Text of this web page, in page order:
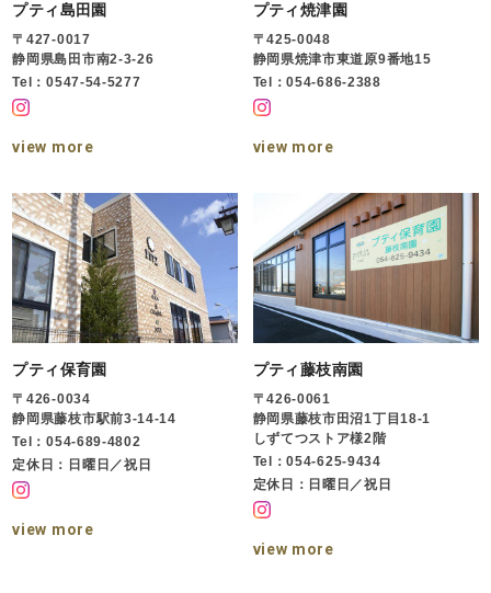
プティ島田園
〒427-0017
静岡県島田市南2-3-26
Tel：0547-54-5277
view more
プティ焼津園
〒425-0048
静岡県焼津市東道原9番地15
Tel：054-686-2388
view more
プティ保育園
〒426-0034
静岡県藤枝市駅前3-14-14
Tel：054-689-4802
定休日：日曜日／祝日
view more
プティ藤枝南園
〒426-0061
静岡県藤枝市田沼1丁目18-1
しずてつストア様2階
Tel：054-625-9434
定休日：日曜日／祝日
view more